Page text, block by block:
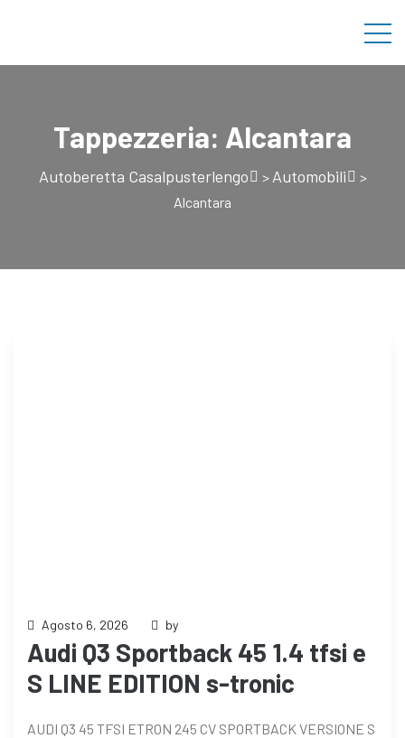
Tappezzeria: Alcantara
Autoberetta Casalpusterlengo > Automobili
>
Alcantara
Agosto 6, 2026 by
Audi Q3 Sportback 45 1.4 tfsi e
S LINE EDITION s-tronic
AUDI Q3 45 TFSI ETRON 245 CV SPORTBACK VERSIONE S